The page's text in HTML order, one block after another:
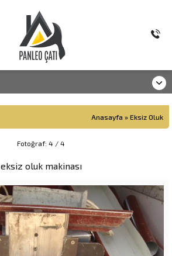
Anasayfa » Eksiz Oluk
Fotoğraf: 4 / 4
eksiz oluk makinası